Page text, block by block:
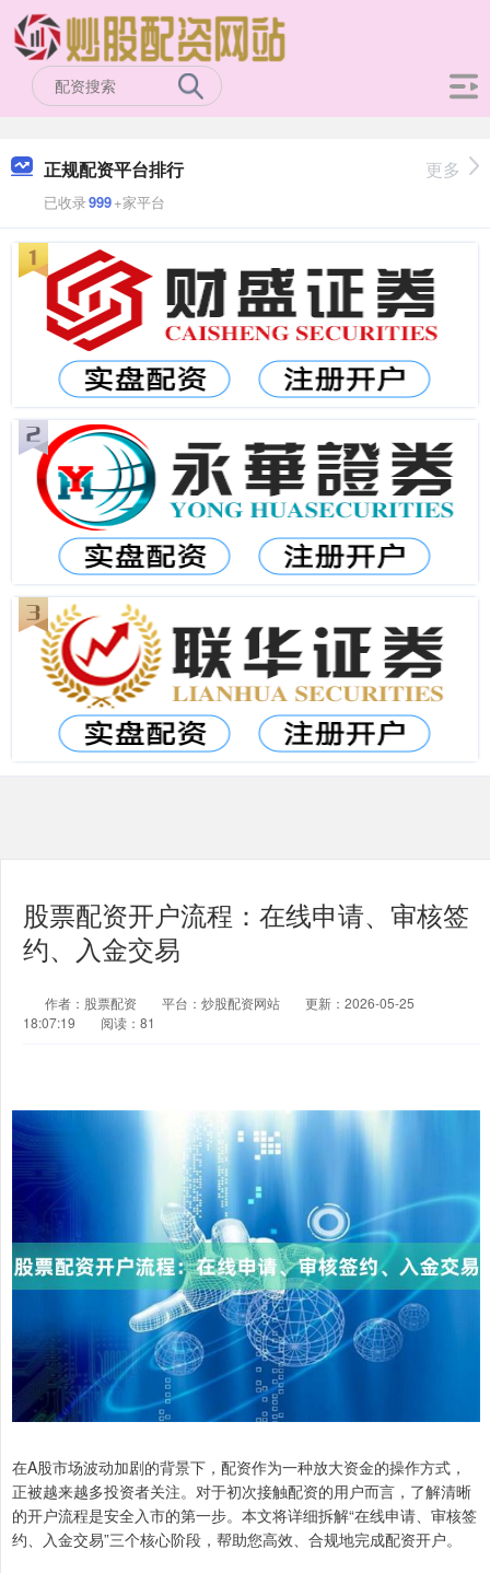
正规配资平台排行
已收录999+家平台
更多
股票配资开户流程：在线申请、审核签
约、入金交易
作者：股票配资 平台：炒股配资网站
更新：2026-05-25
18:07:19
阅读：81
在A股市场波动加剧的背景下，配资作为一种放大资金的操作方式，
正被越来越多投资者关注。对于初次接触配资的用户而言，了解清晰
的开户流程是安全入市的第一步。本文将详细拆解“在线申请、审核签
约、入金交易”三个核心阶段，帮助您高效、合规地完成配资开户。